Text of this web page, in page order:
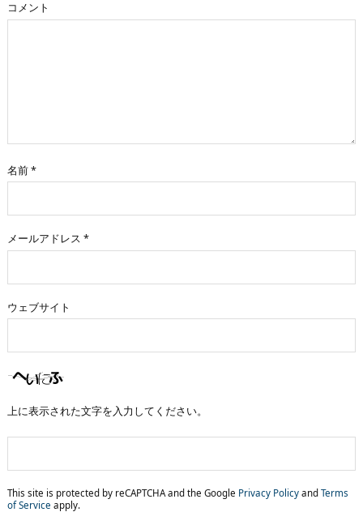
コメント
名前*
メールアドレス *
ウェブサイト
上に表示された文字を入力してください。
This site is protected by reCAPTCHA and the Google Privacy Policy and Terms
of Service apply.